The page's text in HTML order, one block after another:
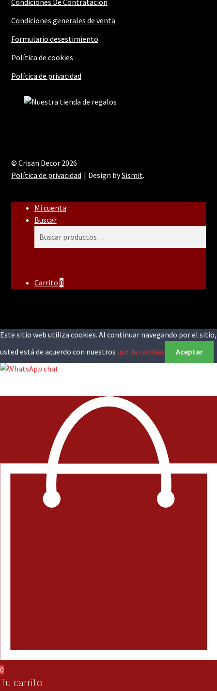
Condiciones De Contratación
Condiciones generales de venta
Formulario desestimiento
Política de cookies
Política de privacidad
© Crisan Decor 2026
Política de privacidad
Design bySismit.
Mi cuenta
Buscar
Carrito 0
Este sitio web utiliza cookies. Al continuar navegando por el sitio,
usted está de acuerdo con nuestros uso de cookies Aceptar
0
Tu carrito